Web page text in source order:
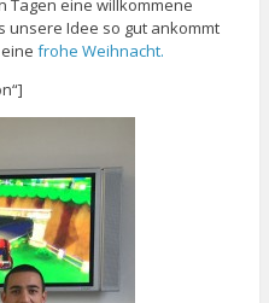
Tagen eine willkommene
unsere Idee so gut ankommt
frohe Weihnacht.